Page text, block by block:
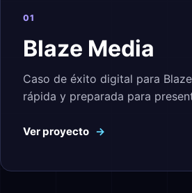
01
Blaze Media
Caso de éxito digital para
rápida y preparada para
Ver proyecto →